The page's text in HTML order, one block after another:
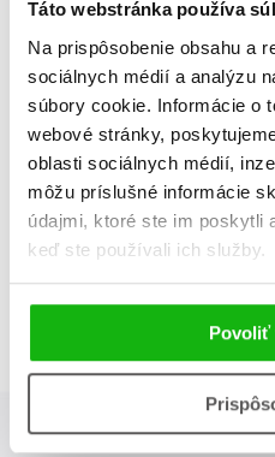
Táto webstránka používa
Na prispôsobenie obsahu a
sociálnych médií a analýzu
súbory cookie. Informácie o
webové stránky,
oblasti sociálnych médií,
môžu príslušné informácie
údajmi, ktoré ste im poskytli
keď ste používali ich služby.
Povoliť
Príbehy s babičkou a
Valentina Cammilli
Celkom